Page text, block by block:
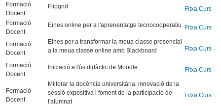
Formació
Docent
Flipgrid Fitxa Curs
Formació
Docent
Eines online per a l'aprenentatge tecnocooperatiu Fitxa Curs
Formació
Docent
Eines per a transformar la meua classe presencial
a la meua classe online amb Blackboard
Fitxa Curs
Formació
Docent
Iniciació a l'ús didàctic de Moodle Fitxa Curs
Formació
Docent
Millorar la docència universitària: innovació de la
sessió expositiva i foment de la participació de
l'alumnat
Fitxa Curs